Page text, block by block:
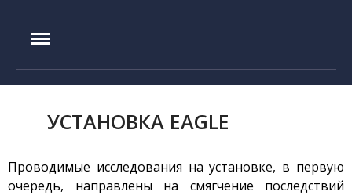
Главная
История создания
Руководство
Реактор ИГР
Реактор ИВГ.1М
IAE.KZ
УСТАНОВКА EAGLE
Проводимые исследования на установке, в первую
очередь, направлены на смягчение последствий